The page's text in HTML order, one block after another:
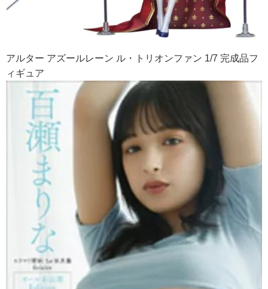
アルター アズールレーン ル・トリオンファン 1/7 完成品フ
ィギュア